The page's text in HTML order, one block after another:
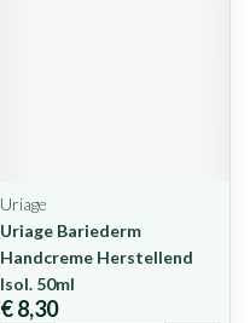
Uriage
Uriage Bariederm
Handcreme Herstellend
Isol. 50ml
€ 8,30